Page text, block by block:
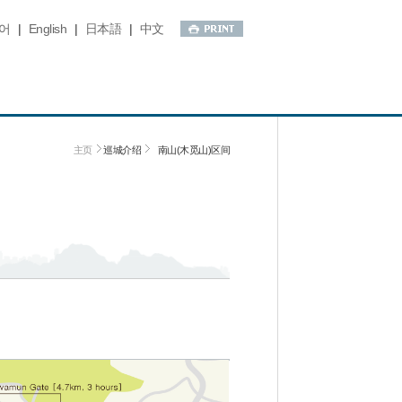
| English | 日本語 | 中文
主页 巡城介绍 南山(木觅山)区间